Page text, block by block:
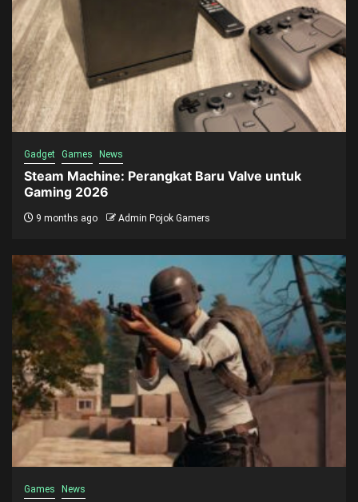
Gadget Games News
Steam Machine: Perangkat Baru Valve untuk
Gaming 2026
9 months ago Admin Pojok Gamers
Games News